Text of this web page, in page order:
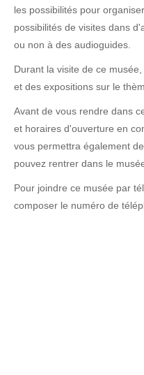
les possibilités pour
possibilités de visites dans
ou non à des audioguides.
Durant la visite de ce
et des expositions sur le
Avant de vous rendre dans
et horaires d'ouverture en
vous permettra également
pouvez rentrer dans le
Pour joindre ce musée par
composer le numéro de